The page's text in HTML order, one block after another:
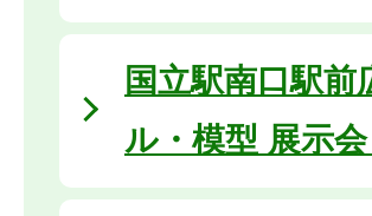
国立駅南口駅
ル・模型 展示